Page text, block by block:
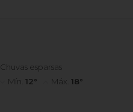
Chuvas esparsas
Mín.12° Máx.18°